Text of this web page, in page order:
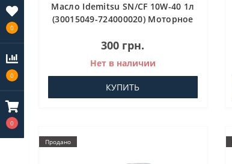
0
0
0
Масло Idemitsu SN/CF 10W-40 1л
(30015049-724000020) Моторное
300 грн.
Нет в наличии
КУПИТЬ
Продано